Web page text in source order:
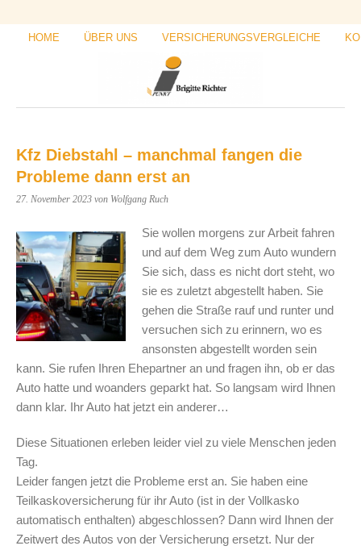
HOME ÜBER UNS VERSICHERUNGSVERGLEICHE
Kfz Diebstahl – manchmal fangen die
Probleme dann erst an
27. November 2023 von Wolfgang Ruch
Sie wollen morgens zur Arbeit fahren
und auf dem Weg zum Auto wundern
Sie sich, dass es nicht dort steht, wo
sie es zuletzt abgestellt haben. Sie
gehen die Straße rauf und runter und
versuchen sich zu erinnern, wo es
ansonsten abgestellt worden sein
kann. Sie rufen Ihren Ehepartner an und fragen ihn, ob er das
Auto hatte und woanders geparkt hat. So langsam wird Ihnen
dann klar. Ihr Auto hat jetzt ein anderer…
Diese Situationen erleben leider viel zu viele Menschen jeden
Tag.
Leider fangen jetzt die Probleme erst an. Sie haben eine
Teilkaskoversicherung für ihr Auto (ist in der Vollkasko
automatisch enthalten) abgeschlossen? Dann wird Ihnen der
Zeitwert des Autos von der Versicherung ersetzt. Nur der